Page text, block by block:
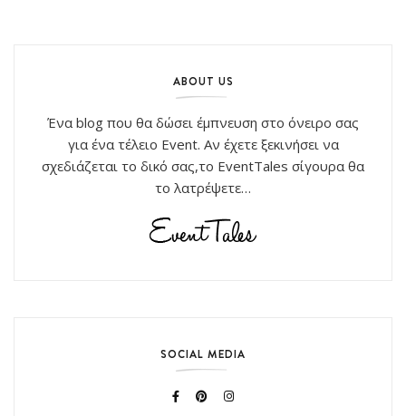
ABOUT US
Ένα blog που θα δώσει έμπνευση στο όνειρο σας
για ένα τέλειο Event. Αν έχετε ξεκινήσει να
σχεδιάζεται το δικό σας,το EventTales σίγουρα θα
το λατρέψετε…
SOCIAL MEDIA